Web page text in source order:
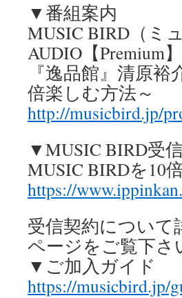
▼番組案内
MUSIC BIRD（ミ
AUDIO【Premium】
『逸品館』清原
倍楽しむ方法～
http://musicbird.jp/
▼MUSIC BIRD受
MUSIC BIRDを10
https://
受信契約について
ページをご覧下さ
▼ご加入ガイド
https://musicbird.jp/